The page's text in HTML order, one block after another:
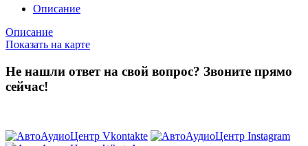
Описание
Описание
Показать на карте
Не нашли ответ на свой вопрос? Звоните прямо
сейчас!